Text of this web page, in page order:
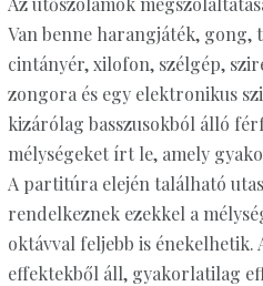
Van benne harangjáték, gong,
cintányér, xilofon, szélgép,
zongora és egy elektronikus
kizárólag basszusokból álló
mélységeket írt le, amely
A partitúra elején található
rendelkeznek ezekkel a
oktávval feljebb is énekelhetik.
effektekből áll, gyakorlatilag